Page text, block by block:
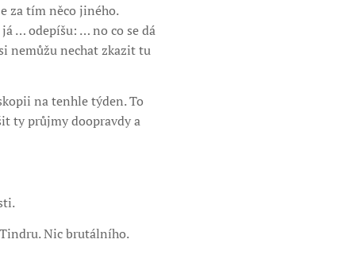
za tím něco jiného.
… odepíšu: … no co se dá
nemůžu nechat zkazit tu
na tenhle týden. To
ty průjmy doopravdy a
Tindru. Nic brutálního.